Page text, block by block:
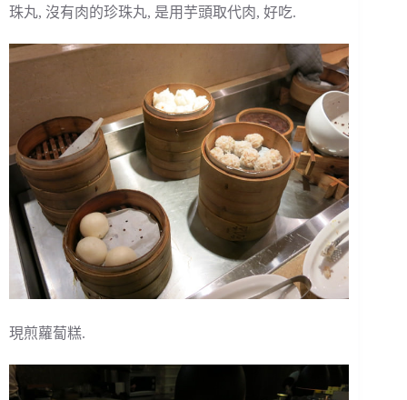
珠丸, 沒有肉的珍珠丸, 是用芋頭取代肉, 好吃.
現煎蘿蔔糕.